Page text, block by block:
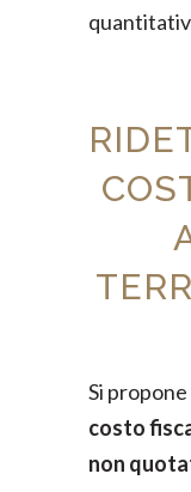
Si propone
costo
non